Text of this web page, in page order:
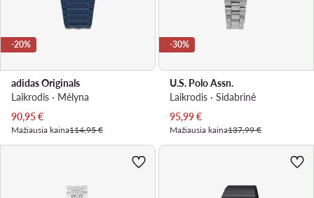
-20%
adidas Originals
Laikrodis · Mėlyna
Dabartinė kaina
90,95€
Mažiausia kaina114,95 €
-30%
U.S. Polo Assn.
Laikrodis · Sidabrinė
Dabartinė kaina
95,99€
Mažiausia kaina137,99 €